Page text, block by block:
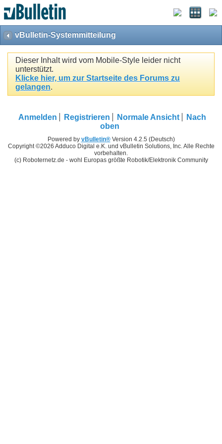
vBulletin-Systemmitteilung
Dieser Inhalt wird vom Mobile-Style leider nicht
unterstützt.
Klicke hier, um zur Startseite des Forums zu
gelangen.
Anmelden Registrieren Normale Ansicht
Nach
oben
Powered by vBulletin®Version 4.2.5 (Deutsch)
Copyright ©2026 Adduco Digital e.K. und vBulletin Solutions, Inc. Alle Rechte
vorbehalten.
(c) Roboternetz.de - wohl Europas größte Robotik/Elektronik Community